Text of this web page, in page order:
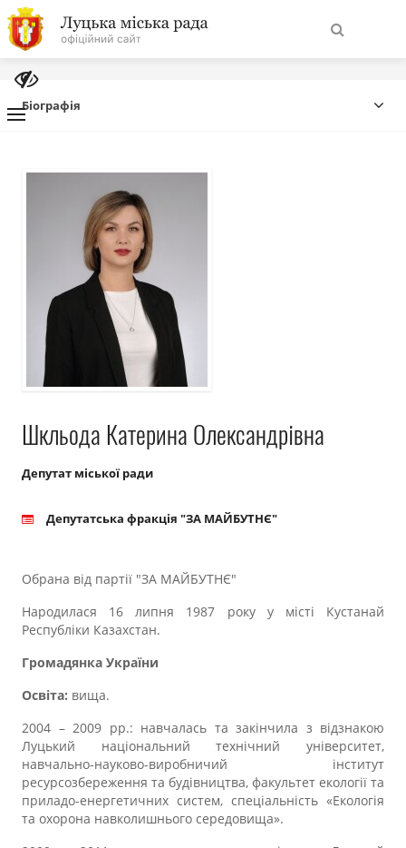
На
головну
сайту
Про місто
Бюджет
Публічна інформація
Прозорість влади
Біографія
Шкльода Катерина Олександрівна
Депутат міської ради
Депутатська фракція "ЗА МАЙБУТНЄ"
Обрана від партії "ЗА МАЙБУТНЄ"
Народилася 16 липня 1987 року у місті Кустанай
Республіки Казахстан.
Громадянка України
Освіта: вища.
2004 – 2009 рр.: навчалась та закінчила з відзнакою
Луцький національний технічний університет,
навчально-науково-виробничий інститут
ресурсозбереження та будівництва, факультет екології та
приладо-енергетичних систем, спеціальність «Екологія
та охорона навколишнього середовища».